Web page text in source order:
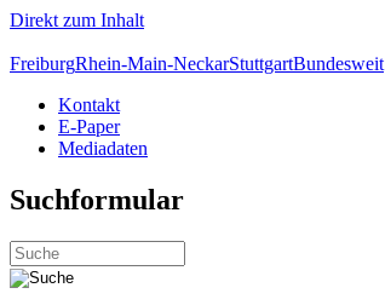
Direkt zum Inhalt
FreiburgRhein-Main-NeckarStuttgartBundesweit
Kontakt
E-Paper
Mediadaten
Suchformular